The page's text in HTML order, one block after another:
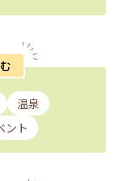
温泉
ント